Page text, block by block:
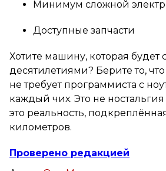
Минимум сложной
Доступные запчасти
Хотите машину, которая будет
десятилетиями? Берите то,
не требует программиста с
каждый чих. Это не
это реальность,
километров.
Проверено редакцией